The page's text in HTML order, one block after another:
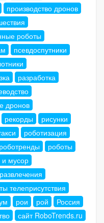
производство дронов
роботы
псевдоспутники
разработка
дронов
рекорды
рисунки
роботизация
роботренды
роботы
и мусор
телеприсутствия
рои рой
Россия
сайт RoboTrends.ru